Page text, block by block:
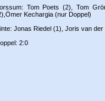
Tom Poets (2), Tom
Kechargia (nur Doppel)
Jonas Riedel (1), Joris van
2:0